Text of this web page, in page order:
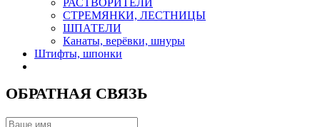
РАСТВОРИТЕЛИ
СТРЕМЯНКИ, ЛЕСТНИЦЫ
ШПАТЕЛИ
Канаты, верёвки, шнуры
Штифты, шпонки
ОБРАТНАЯ СВЯЗЬ